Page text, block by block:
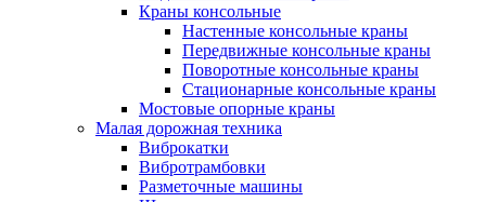
Краны консольные
Настенные консольные краны
Передвижные консольные краны
Поворотные консольные краны
Стационарные консольные краны
Мостовые опорные краны
Малая дорожная техника
Виброкатки
Вибротрамбовки
Разметочные машины